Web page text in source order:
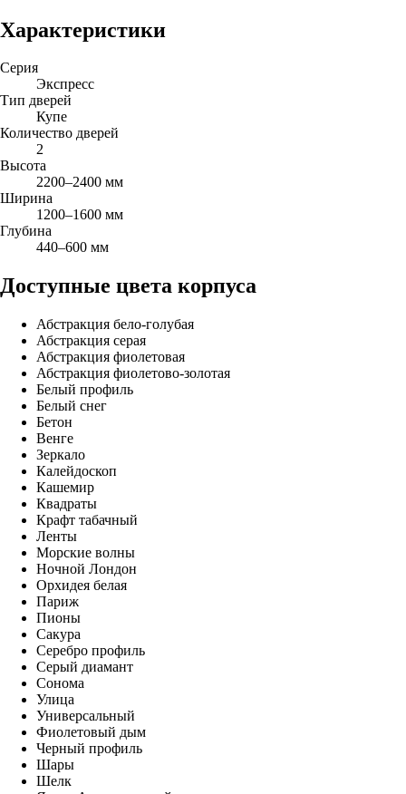
Характеристики
Серия
Экспресс
Тип дверей
Купе
Количество дверей
2
Высота
2200–2400 мм
Ширина
1200–1600 мм
Глубина
440–600 мм
Доступные цвета корпуса
Абстракция бело-голубая
Абстракция серая
Абстракция фиолетовая
Абстракция фиолетово-золотая
Белый профиль
Белый снег
Бетон
Венге
Зеркало
Калейдоскоп
Кашемир
Квадраты
Крафт табачный
Ленты
Морские волны
Ночной Лондон
Орхидея белая
Париж
Пионы
Сакура
Серебро профиль
Серый диамант
Сонома
Улица
Универсальный
Фиолетовый дым
Черный профиль
Шары
Шелк